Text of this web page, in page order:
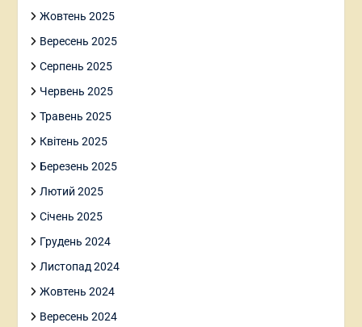
Жовтень 2025
Вересень 2025
Серпень 2025
Червень 2025
Травень 2025
Квітень 2025
Березень 2025
Лютий 2025
Січень 2025
Грудень 2024
Листопад 2024
Жовтень 2024
Вересень 2024